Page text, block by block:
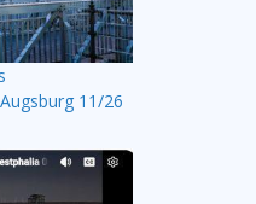
11/26